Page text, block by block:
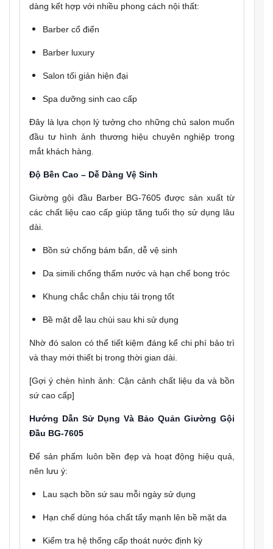
dàng kết hợp với nhiều phong cách nội thất:
Barber cổ điển
Barber luxury
Salon tối giản hiện đại
Spa dưỡng sinh cao cấp
Đây là lựa chọn lý tưởng cho những chủ salon muốn
đầu tư hình ảnh thương hiệu chuyên nghiệp trong
mắt khách hàng.
Độ Bền Cao – Dễ Dàng Vệ Sinh
Giường gội đầu Barber BG-7605 được sản xuất từ
các chất liệu cao cấp giúp tăng tuổi thọ sử dụng lâu
dài.
Bồn sứ chống bám bẩn, dễ vệ sinh
Da simili chống thấm nước và hạn chế bong tróc
Khung chắc chắn chịu tải trọng tốt
Bề mặt dễ lau chùi sau khi sử dụng
Nhờ đó salon có thể tiết kiệm đáng kể chi phí bảo trì
và thay mới thiết bị trong thời gian dài.
[Gợi ý chèn hình ảnh: Cận cảnh chất liệu da và bồn
sứ cao cấp]
Hướng Dẫn Sử Dụng Và Bảo Quản Giường Gội
Đầu BG-7605
Để sản phẩm luôn bền đẹp và hoạt động hiệu quả,
nên lưu ý:
Lau sạch bồn sứ sau mỗi ngày sử dụng
Hạn chế dùng hóa chất tẩy mạnh lên bề mặt da
Kiểm tra hệ thống cấp thoát nước định kỳ